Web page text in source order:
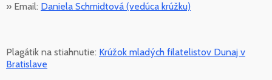
» Email: Daniela Schmidtová (vedúca krúžku)
Plagátik na stiahnutie: Krúžok mladých filatelistov Dunaj v
Bratislave